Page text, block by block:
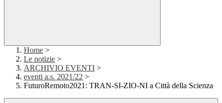
Home >
Le notizie >
ARCHIVIO EVENTI >
eventi a.s. 2021/22 >
FuturoRemoto2021: TRAN-SI-ZIO-NI a Città della Scienza